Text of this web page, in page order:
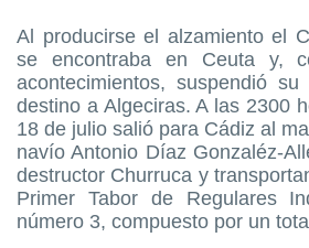
Al producirse el alzamiento el
se encontraba en Ceuta y,
acontecimientos, suspendió
destino a Algeciras. A las 2300
18 de julio salió para Cádiz al
navío Antonio Díaz Gonzaléz-
destructor Churruca y
Primer Tabor de Regulares
número 3, compuesto por un